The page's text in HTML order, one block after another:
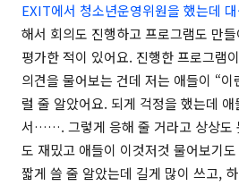
EXIT에서 청소년운영위원을 했는데
해서 회의도 진행하고 프로그램도 만
평가한 적이 있어요. 진행한 프로그램
의견을 물어보는 건데 저는 애들이 “
럴 줄 알았어요. 되게 걱정을 했는데
서……. 그렇게 응해 줄 거라고 상상도
도 재밌고 애들이 이것저것 물어보기
짧게 쓸 줄 알았는데 길게 많이 쓰고,